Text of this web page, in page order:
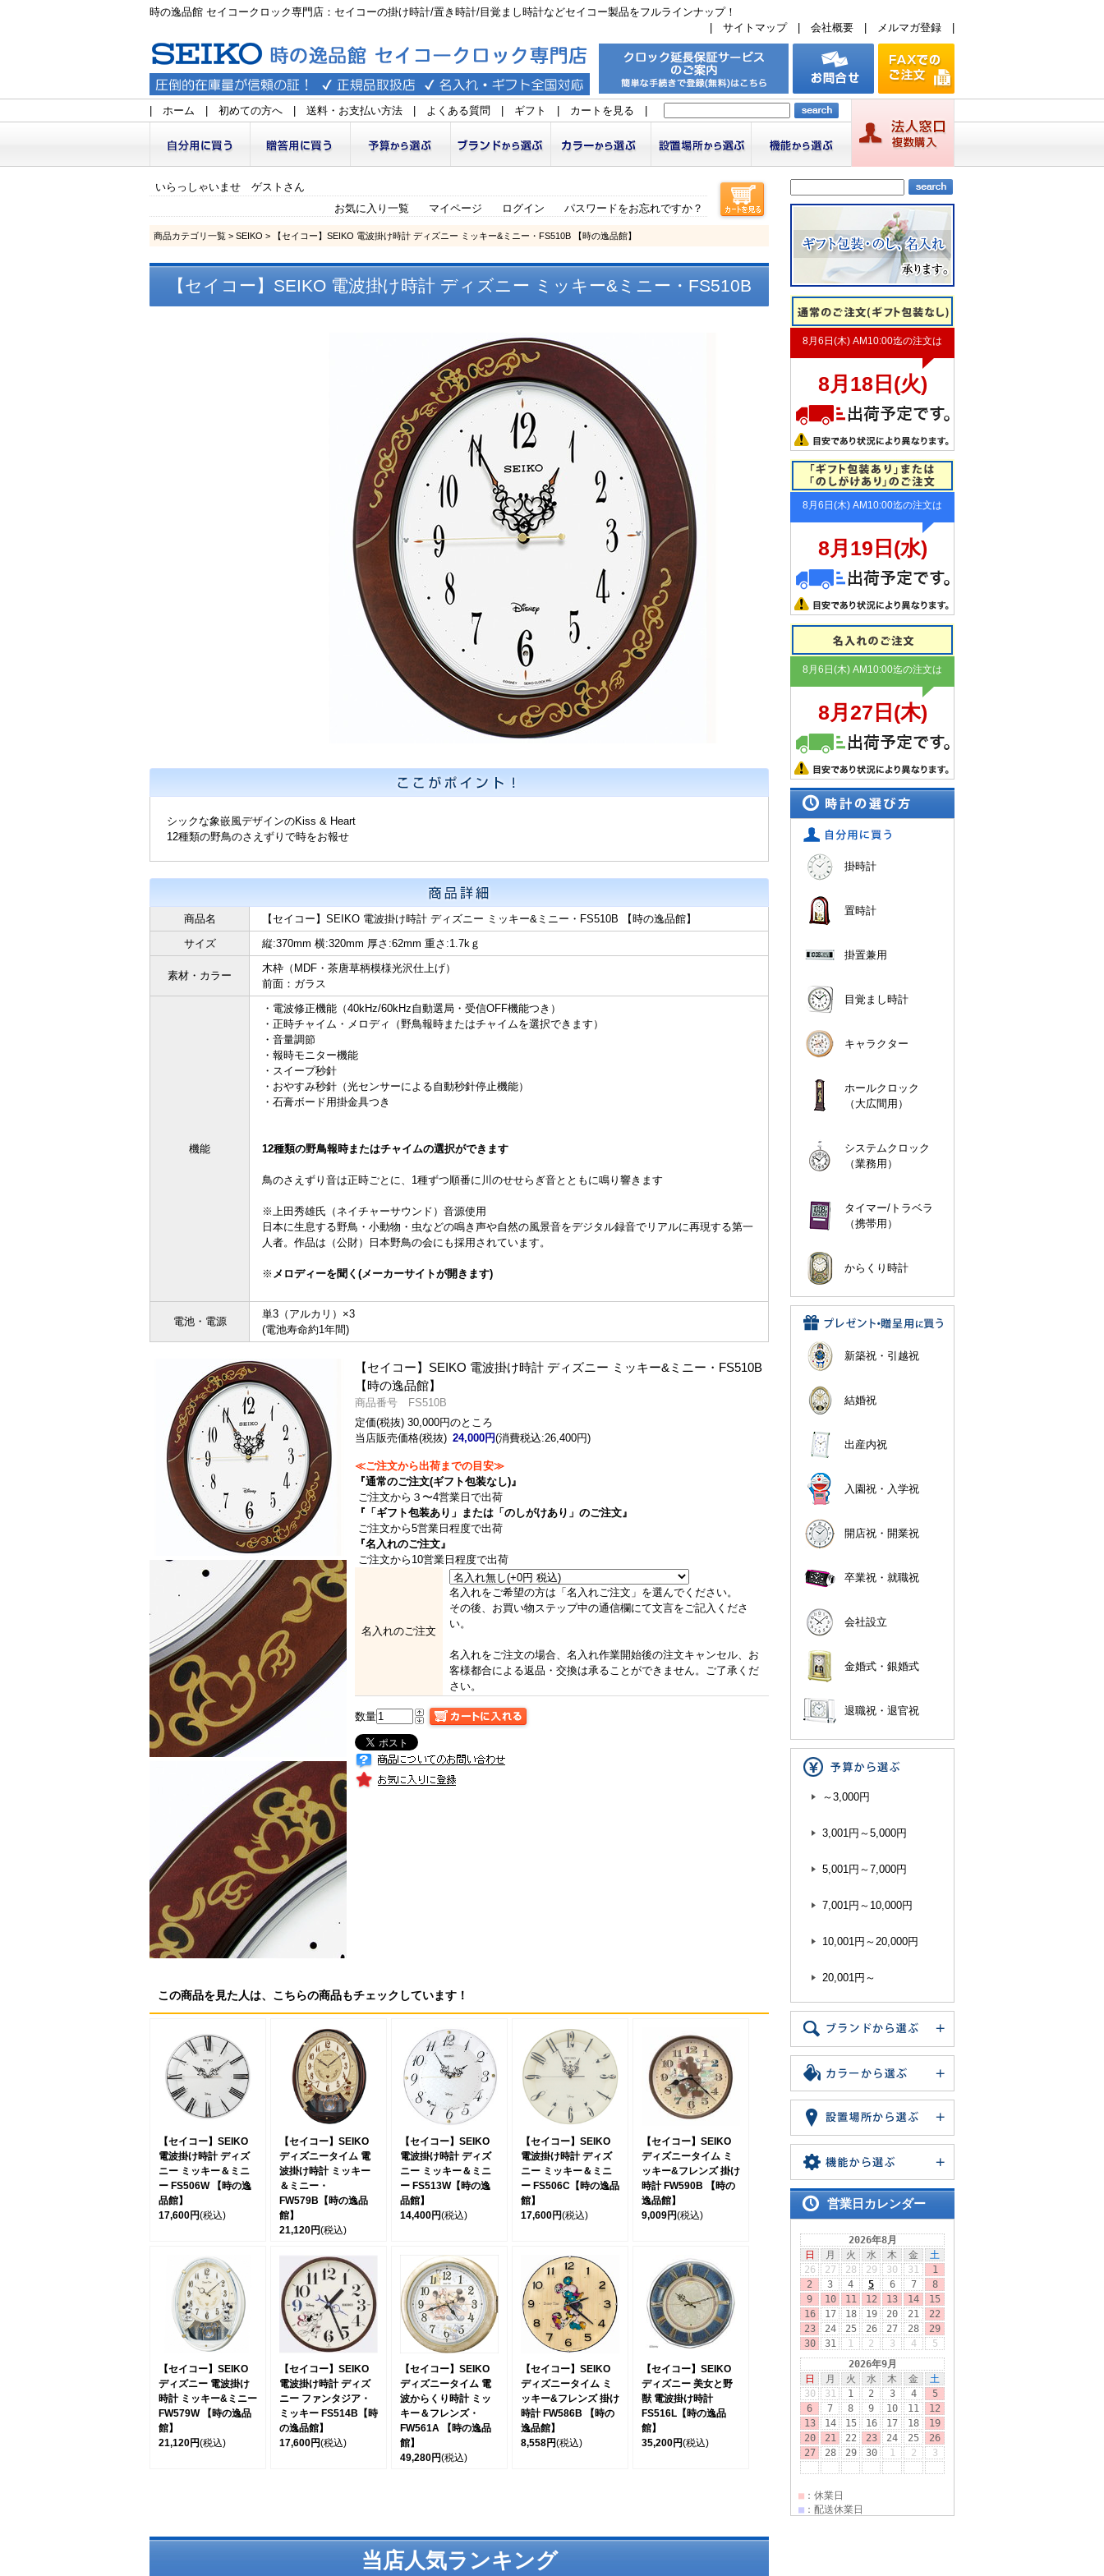
時の逸品館 セイコークロック専門店：セイコーの掛け時計/置き時計/目覚まし時計などセイコー製品をフルラインナップ！
サイトマップ| 会社概要 メルマガ登録
ホーム 初めての方へ 送料・お支払い方法 よくある質問 ギフト カートを見る
いらっしゃいませ ゲストさん
お気に入り一覧
マイページ ログイン パスワードをお忘れですか？
商品カテゴリ一覧 > SEIKO > 【セイコー】SEIKO 電波掛け時計 ディズニー ミッキー&ミニー・FS510B 【時の逸品館】
【セイコー】SEIKO 電波掛け時計 ディズニー ミッキー&ミニー・FS510B
シックな象嵌風デザインのKiss & Heart
12種類の野鳥のさえずりで時をお報せ
商品名
【セイコー】SEIKO 電波掛け時計 ディズニー ミッキー&ミニー・FS510B 【時の逸品館】
サイズ
縦:370mm 横:320mm 厚さ:62mm 重さ:1.7kｇ
素材・カラー
木枠（MDF・茶唐草柄模様光沢仕上げ）
前面：ガラス
機能
・電波修正機能（40kHz/60kHz自動選局・受信OFF機能つき）
・正時チャイム・メロディ（野鳥報時またはチャイムを選択できます）
・音量調節
・報時モニター機能
・スイープ秒針
・おやすみ秒針（光センサーによる自動秒針停止機能）
・石膏ボード用掛金具つき
12種類の野鳥報時またはチャイムの選択ができます
鳥のさえずり音は正時ごとに、1種ずつ順番に川のせせらぎ音とともに鳴り響きます
※上田秀雄氏（ネイチャーサウンド）音源使用
日本に生息する野鳥・小動物・虫などの鳴き声や自然の風景音をデジタル録音でリアルに再現する第一
人者。作品は（公財）日本野鳥の会にも採用されています。
※ メロディーを聞く(メーカーサイトが開きます)
電池・電源
単3（アルカリ）×3
(電池寿命約1年間)
【セイコー】SEIKO 電波掛け時計 ディズニー ミッキー&ミニー・FS510B
【時の逸品館】
商品番号 FS510B
定価(税抜) 30,000円のところ
当店販売価格(税抜) 24,000円(消費税込:26,400円)
≪ご注文から出荷までの目安≫
『通常のご注文(ギフト包装なし)』
ご注文から３〜4営業日で出荷
『「ギフト包装あり」または「のしがけあり」のご注文』
ご注文から5営業日程度で出荷
『名入れのご注文』
ご注文から10営業日程度で出荷
名入れのご注文
名入れをご希望の方は「名入れご注文」を選んでください。
その後、お買い物ステップ中の通信欄にて文言をご記入くださ
い。
名入れをご注文の場合、名入れ作業開始後の注文キャンセル、お
客様都合による返品・交換は承ることができません。ご了承くだ
さい。
数量
この商品を見た人は、こちらの商品もチェックしています！
【セイコー】SEIKO
電波掛け時計 ディズ
ニー ミッキー＆ミニ
ー FS506W 【時の逸
品館】
17,600円(税込)
【セイコー】SEIKO
ディズニータイム 電
波掛け時計 ミッキー
＆ミニー・
FW579B【時の逸品
館】
21,120円(税込)
【セイコー】SEIKO
電波掛け時計 ディズ
ニー ミッキー＆ミニ
ー FS513W【時の逸
品館】
14,400円(税込)
【セイコー】SEIKO
電波掛け時計 ディズ
ニー ミッキー＆ミニ
ー FS506C【時の逸品
館】
17,600円(税込)
【セイコー】SEIKO
ディズニータイム ミ
ッキー&フレンズ 掛け
時計 FW590B 【時の
逸品館】
9,009円(税込)
【セイコー】SEIKO
ディズニー 電波掛け
時計 ミッキー&ミニー
FW579W 【時の逸品
館】
21,120円(税込)
【セイコー】SEIKO
電波掛け時計 ディズ
ニー ファンタジア・
ミッキー FS514B【時
の逸品館】
17,600円(税込)
【セイコー】SEIKO
ディズニータイム 電
波からくり時計 ミッ
キー＆フレンズ・
FW561A 【時の逸品
館】
49,280円(税込)
【セイコー】SEIKO
ディズニータイム ミ
ッキー&フレンズ 掛け
時計 FW586B 【時の
逸品館】
8,558円(税込)
【セイコー】SEIKO
ディズニー 美女と野
獣 電波掛け時計
FS516L【時の逸品
館】
35,200円(税込)
掛時計
置時計
掛置兼用
目覚まし時計
キャラクター
ホールクロック
（大広間用）
システムクロック
（業務用）
タイマー/トラベラ
（携帯用）
からくり時計
新築祝・引越祝
結婚祝
出産内祝
入園祝・入学祝
開店祝・開業祝
卒業祝・就職祝
会社設立
金婚式・銀婚式
退職祝・退官祝
～3,000円
3,001円～5,000円
5,001円～7,000円
7,001円～10,000円
10,001円～20,000円
20,001円～
営業日カレンダー
当店人気ランキング